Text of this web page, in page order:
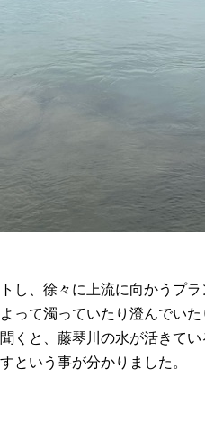
し、徐々に上流に向かうプラ
って濁っていたり澄んでいた
くと、藤琴川の水が活きて
という事が分かりました。